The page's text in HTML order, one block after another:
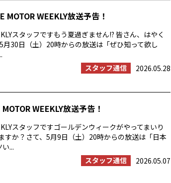
MOTOR WEEKLY放送予告！
スタッフですもう夏過ぎません!? 皆さん、はやく
30日（土）20時からの放送は「ぜひ知って欲し
スタッフ通信
2026.05.28
WEEKLY放送予告！
スタッフですゴールデンウィークがやってまいり
すか？さて、5月9日（土）20時からの放送は「日本
...
スタッフ通信
2026.05.07